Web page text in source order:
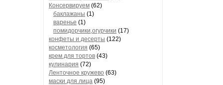
Консервируем (62)
баклажаны (1)
варенье (1)
помидорчики,огурчики (17)
конфеты и десерты (122)
косметология (65)
крем для тортов (43)
кулинария (72)
Ленточное кружево (63)
маски для лица (95)